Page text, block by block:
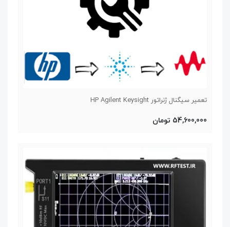
تعمیر سیگنال ژنراتور HP Agilent Keysight
54,600,000 تومان